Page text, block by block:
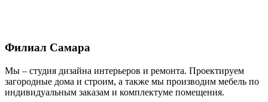
Филиал Самара
Мы – студия дизайна интерьеров и ремонта. Проектируем
загородные дома и строим, а также мы производим мебель по
индивидуальным заказам и комплектуме помещения.